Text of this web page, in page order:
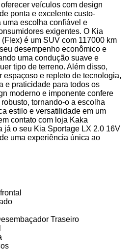
veículos com design
ponta e excelente custo-
uma escolha confiável e
exigentes. O Kia
é um SUV com 117000 km
desempenho econômico e
uma condução suave e
tipo de terreno. Além disso,
espaçoso e repleto de tecnologia,
e praticidade para todos os
moderno e imponente confere
tornando-o a escolha
estilo e versatilidade em um
contato com loja Kaka
já o seu Kia Sportage LX 2.0 16V
uma experiência única ao
Traseiro